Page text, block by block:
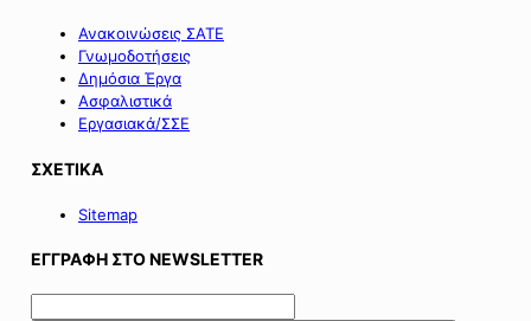
Ανακοινώσεις ΣΑΤΕ
Γνωμοδοτήσεις
Δημόσια Έργα
Ασφαλιστικά
Εργασιακά/ΣΣΕ
ΣΧΕΤΙΚΑ
Sitemap
ΕΓΓΡΑΦΗ ΣΤΟ NEWSLETTER